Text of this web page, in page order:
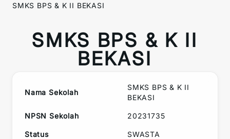
SMKS BPS & K II BEKASI
SMKS BPS & K II
BEKASI
Nama Sekolah
SMKS BPS & K II
BEKASI
NPSN Sekolah 20231735
Status SWASTA